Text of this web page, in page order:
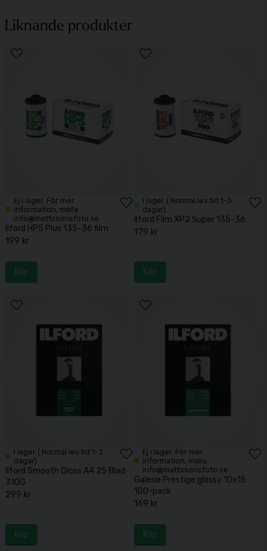
Liknande produkter
Ej i lager. För mer
information, maila
info@mattssonsfoto.se
Ilford HP5 Plus 135-36 film
199 kr
Köp
I lager ( Normal lev.tid 1-3
dagar)
Ilford Film XP2 Super 135-36
179 kr
Köp
I lager ( Normal lev.tid 1-3
dagar)
Ilford Smooth Gloss A4 25 Blad
310G
299 kr
Köp
Ej i lager. För mer
information, maila
info@mattssonsfoto.se
Galerie Prestige glossy 10x15
100-pack
169 kr
Köp